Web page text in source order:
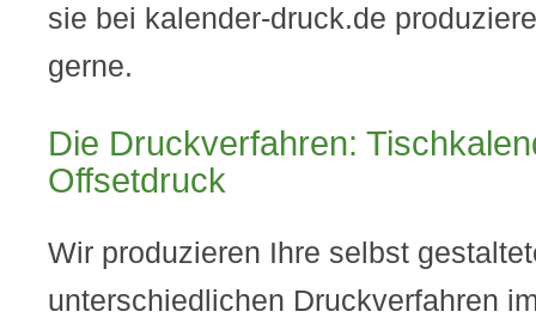
sie bei kalender-druck.de
gerne.
Die Druckverfahren:
Offsetdruck
Wir produzieren Ihre selbst
unterschiedlichen Druckverfahren